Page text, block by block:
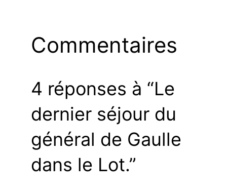
Commentaires
4 réponses à “Le
dernier séjour du
général de Gaulle
dans le Lot.”